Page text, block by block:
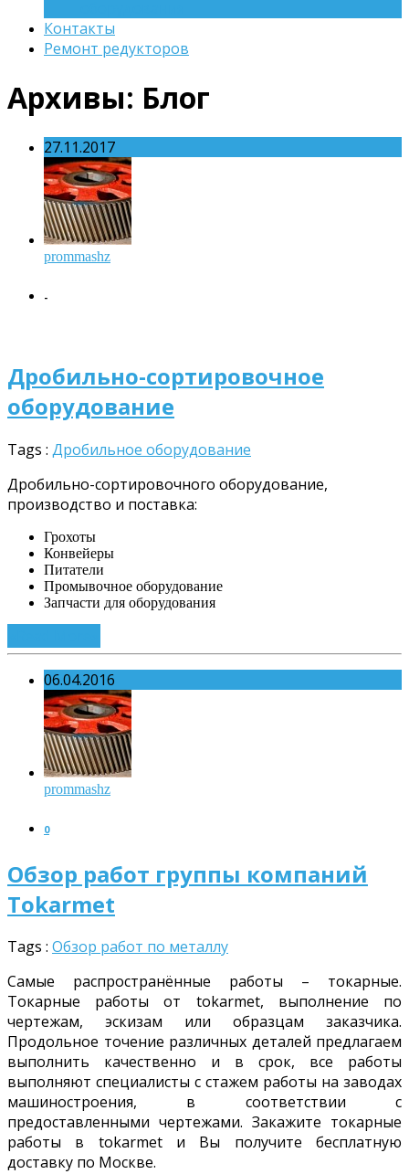
Контакты
Ремонт редукторов
Архивы: Блог
27.11.2017
prommashz
-
Дробильно-сортировочное
оборудование
Tags : Дробильное оборудование
Дробильно-сортировочного оборудование,
производство и поставка:
Грохоты
Конвейеры
Питатели
Промывочное оборудование
Запчасти для оборудования
06.04.2016
prommashz
0
Обзор работ группы компаний
Tokarmet
Tags : Обзор работ по металлу
Самые распространённые работы – токарные.
Токарные работы от tokarmet, выполнение по
чертежам, эскизам или образцам заказчика.
Продольное точение различных деталей предлагаем
выполнить качественно и в срок, все работы
выполняют специалисты с стажем работы на заводах
машиностроения, в соответствии с
предоставленными чертежами. Закажите токарные
работы в tokarmet и Вы получите бесплатную
доставку по Москве.